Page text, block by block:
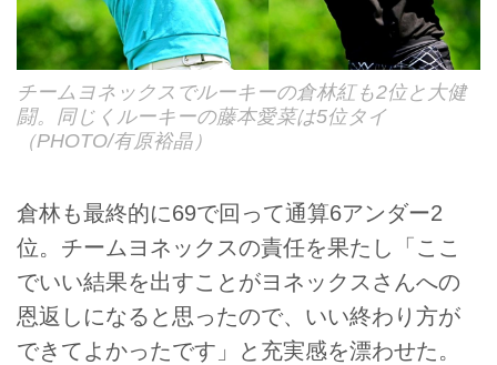
チームヨネックスでルーキーの倉林紅も2位と大健
闘。同じくルーキーの藤本愛菜は5位タイ
（PHOTO/有原裕晶）
倉林も最終的に69で回って通算6アンダー2
位。チームヨネックスの責任を果たし「ここ
でいい結果を出すことがヨネックスさんへの
恩返しになると思ったので、いい終わり方が
できてよかったです」と充実感を漂わせた。